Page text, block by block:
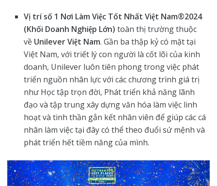
Vị trí số 1 Nơi Làm Việc Tốt Nhất Việt Nam®2024
(Khối Doanh Nghiệp Lớn) toàn thị trường thuộc
về Unilever Việt Nam. Gần ba thập kỷ có mặt tại
Việt Nam, với triết lý con người là cốt lõi của kinh
doanh, Unilever luôn tiên phong trong việc phát
triển nguồn nhân lực với các chương trình giá trị
như Học tập trọn đời, Phát triển khả năng lãnh
đạo và tập trung xây dựng văn hóa làm việc linh
hoạt và tinh thần gắn kết nhân viên để giúp các cá
nhân làm việc tại đây có thể theo đuổi sứ mệnh và
phát triển hết tiềm năng của mình.